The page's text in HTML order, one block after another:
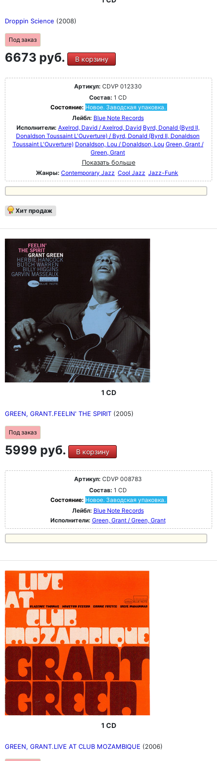
Droppin Science (2008)
Под заказ
6673 руб. В корзину
Артикул: CDVP 012330
Состав: 1 CD
Состояние: Новое. Заводская упаковка.
Лейбл: Blue Note Records
Исполнители: Axelrod, David / Axelrod, David Byrd, Donald (Byrd II,
Donaldson Toussaint L'Ouverture) / Byrd, Donald (Byrd II, Donaldson
Toussaint L'Ouverture) Donaldson, Lou / Donaldson, Lou Green, Grant /
Green, Grant
Показать больше
Жанры: Contemporary Jazz Cool Jazz Jazz-Funk
Хит продаж
1 CD
GREEN, GRANT.FEELIN' THE SPIRIT (2005)
Под заказ
5999 руб. В корзину
Артикул: CDVP 008783
Состав: 1 CD
Состояние: Новое. Заводская упаковка.
Лейбл: Blue Note Records
Исполнители: Green, Grant / Green, Grant
1 CD
GREEN, GRANT.LIVE AT CLUB MOZAMBIQUE (2006)